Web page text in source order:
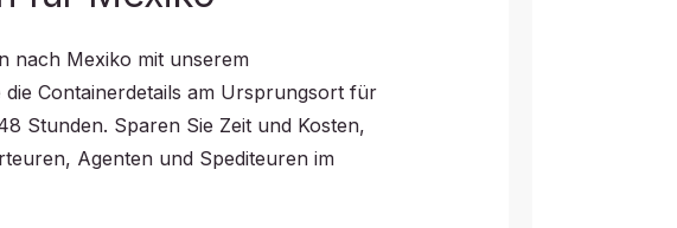
mehreren international anerkannten
in Ihrer Lieferkette
Sie erleichtert den Zugang zu globalen
an Ihre Verbraucher.